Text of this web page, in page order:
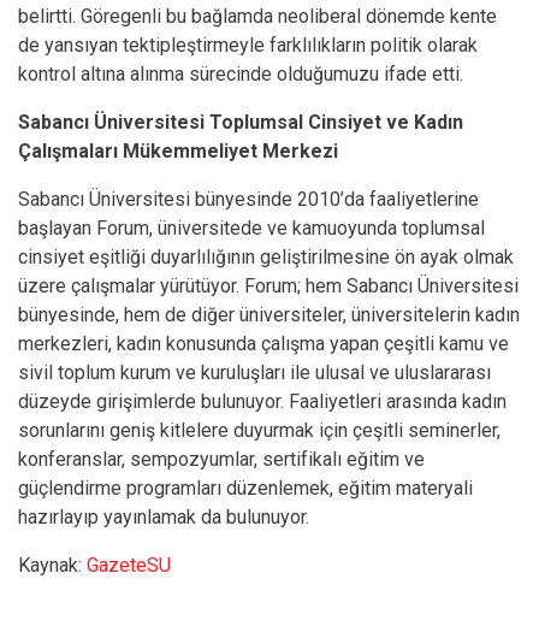
belirtti. Göregenli bu bağlamda neoliberal dönemde kente
de yansıyan tektipleştirmeyle farklılıkların politik olarak
kontrol altına alınma sürecinde olduğumuzu ifade etti.
Sabancı Üniversitesi Toplumsal Cinsiyet ve Kadın
Çalışmaları Mükemmeliyet Merkezi
Sabancı Üniversitesi bünyesinde 2010’da faaliyetlerine
başlayan Forum, üniversitede ve kamuoyunda toplumsal
cinsiyet eşitliği duyarlılığının geliştirilmesine ön ayak olmak
üzere çalışmalar yürütüyor. Forum; hem Sabancı Üniversitesi
bünyesinde, hem de diğer üniversiteler, üniversitelerin kadın
merkezleri, kadın konusunda çalışma yapan çeşitli kamu ve
sivil toplum kurum ve kuruluşları ile ulusal ve uluslararası
düzeyde girişimlerde bulunuyor. Faaliyetleri arasında kadın
sorunlarını geniş kitlelere duyurmak için çeşitli seminerler,
konferanslar, sempozyumlar, sertifikalı eğitim ve
güçlendirme programları düzenlemek, eğitim materyali
hazırlayıp yayınlamak da bulunuyor.
Kaynak: GazeteSU